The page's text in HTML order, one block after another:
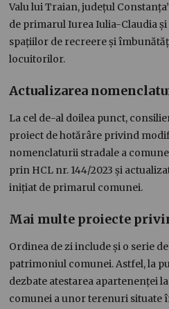
Valu lui Traian, județul
de primarul Iurea Iulia-Claudia
spațiilor de recreere și
locuitorilor.
Actualizarea
La cel de-al doilea punct,
proiect de hotărâre privind
nomenclaturii stradale a
prin HCL nr. 144/2023 și
inițiat de primarul comunei.
Mai multe proiecte
Ordinea de zi include și o serie
patrimoniul comunei. Astfel, la
dezbate atestarea apartenenței
comunei a unor terenuri situate